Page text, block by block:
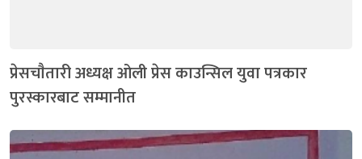
प्रेसचाैतारी अध्यक्ष ओली प्रेस काउन्सिल युवा पत्रकार
पुरस्कारबाट सम्मानीत